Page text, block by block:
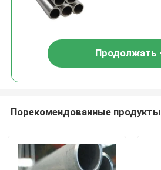
Продолжать
Порекомендованные продукты